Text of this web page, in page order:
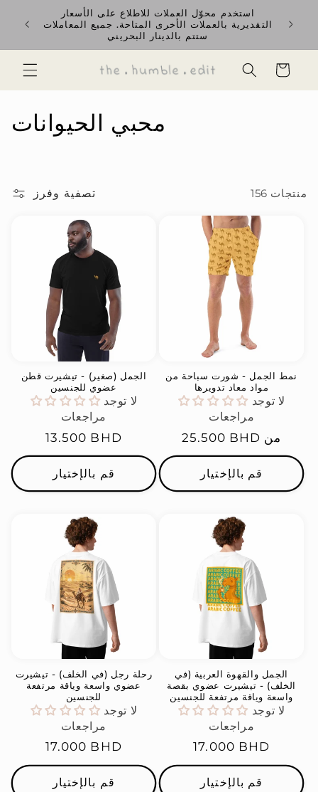
المحتوىGCC
استخدم محوّل العملات للاطلاع على الأسعار
التقديرية بالعملات الأخرى المتاحة. جميع المعاملات
ستتم بالدينار البحريني
السلة
م
محبي الحيوانات
تصفية وفرز منتجات 156
الجمل (صغير) - تيشيرت قطن
عضوي للجنسين
لا توجد
مراجعات
السعر
العادي
13.500 BHD
قم بالإختيار
نمط الجمل - شورت سباحة من
مواد معاد تدويرها
لا توجد
مراجعات
السعر
العادي
25.500 BHD من
قم بالإختيار
رحلة رجل (في الخلف) - تيشيرت
عضوي واسعة وياقة مرتفعة
للجنسين
لا توجد
مراجعات
السعر
العادي
17.000 BHD
قم بالإختيار
الجمل والقهوة العربية (في
الخلف) - تيشيرت عضوي بقصة
واسعة وياقة مرتفعة للجنسين
لا توجد
مراجعات
السعر
العادي
17.000 BHD
قم بالإختيار